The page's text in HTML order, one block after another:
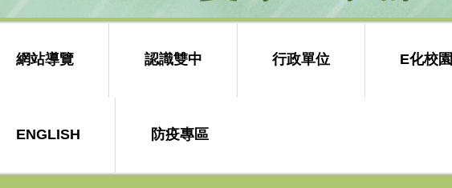
網站導覽 認識雙中 行政單位 E化校園
ENGLISH 防疫專區